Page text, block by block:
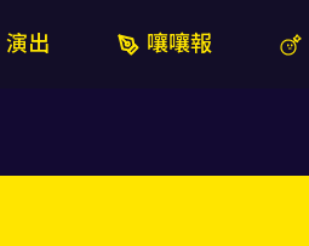
演出 嚷嚷報